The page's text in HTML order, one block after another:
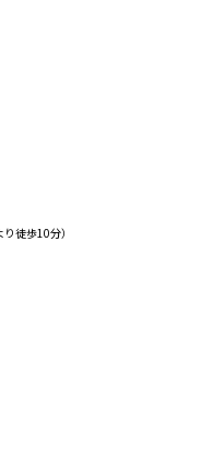
徒歩10分）